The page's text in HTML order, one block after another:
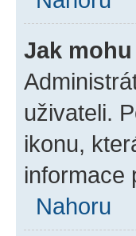
Jak
uživateli.
ikonu,
informace
Nahoru